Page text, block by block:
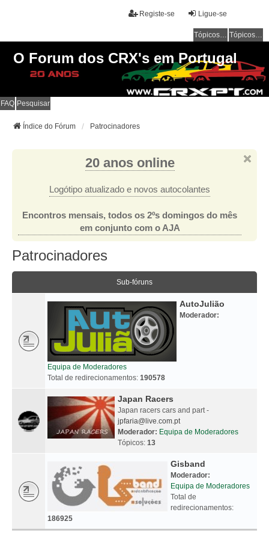
Ligue-se
Registe-se
Tópicos sem resposta Tópicos ativos
O Forum dos CRX's em Portugal
FAQ Pesquisar
Índice do Fórum Patrocinadores
20 anos online
Logótipo atualizado e novos autocolantes
Encontros mensais, todos os 2ºs domingos do mês
em conjunto com o AJA
Patrocinadores
Sub-fóruns
AutoJulião
Moderador:
Equipa de Moderadores
Total de redirecionamentos: 190578
Japan Racers
Japan racers cars and part -
jpfaria@live.com.pt
Moderador: Equipa de Moderadores
Tópicos: 13
Gisband
Moderador:
Equipa de Moderadores
Total de
redirecionamentos:
186925